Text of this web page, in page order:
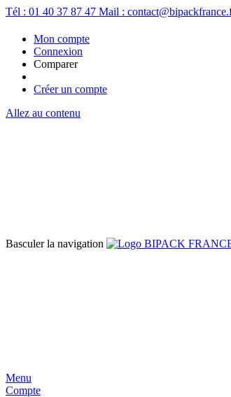
Tél : 01 40 37 87 47 Mail :
Mon compte
Connexion
Comparer
Créer un compte
Allez au contenu
Basculer la navigation
Menu
Compte